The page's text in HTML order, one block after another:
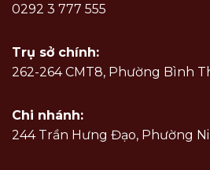
0292 3 777 555
Trụ sở chính:
262-264 CMT8, Phường Bình
Chi nhánh:
244 Trần Hưng Đạo, Phường